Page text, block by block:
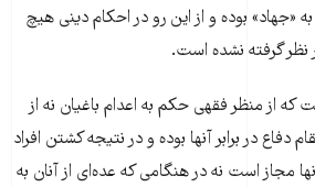
بوده و از این رو در احکام دینی هیچ
گرفته نشده است.
که از منظر فقهی حکم به اعدام باغیان نه از
دفاع در برابر آنها بوده و در نتیجه کشتن افراد
مجاز است نه در هنگامی که عده‌ای از آنان به